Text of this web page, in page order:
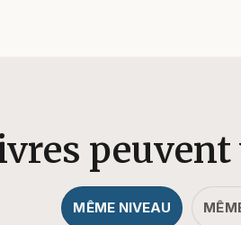
MÊME NIVEAU